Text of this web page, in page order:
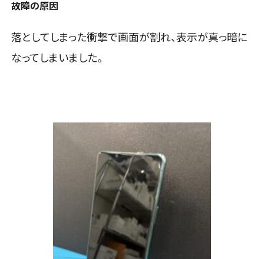
故障の原因
落としてしまった衝撃で画面が割れ、表示が真っ暗に
なってしまいました。